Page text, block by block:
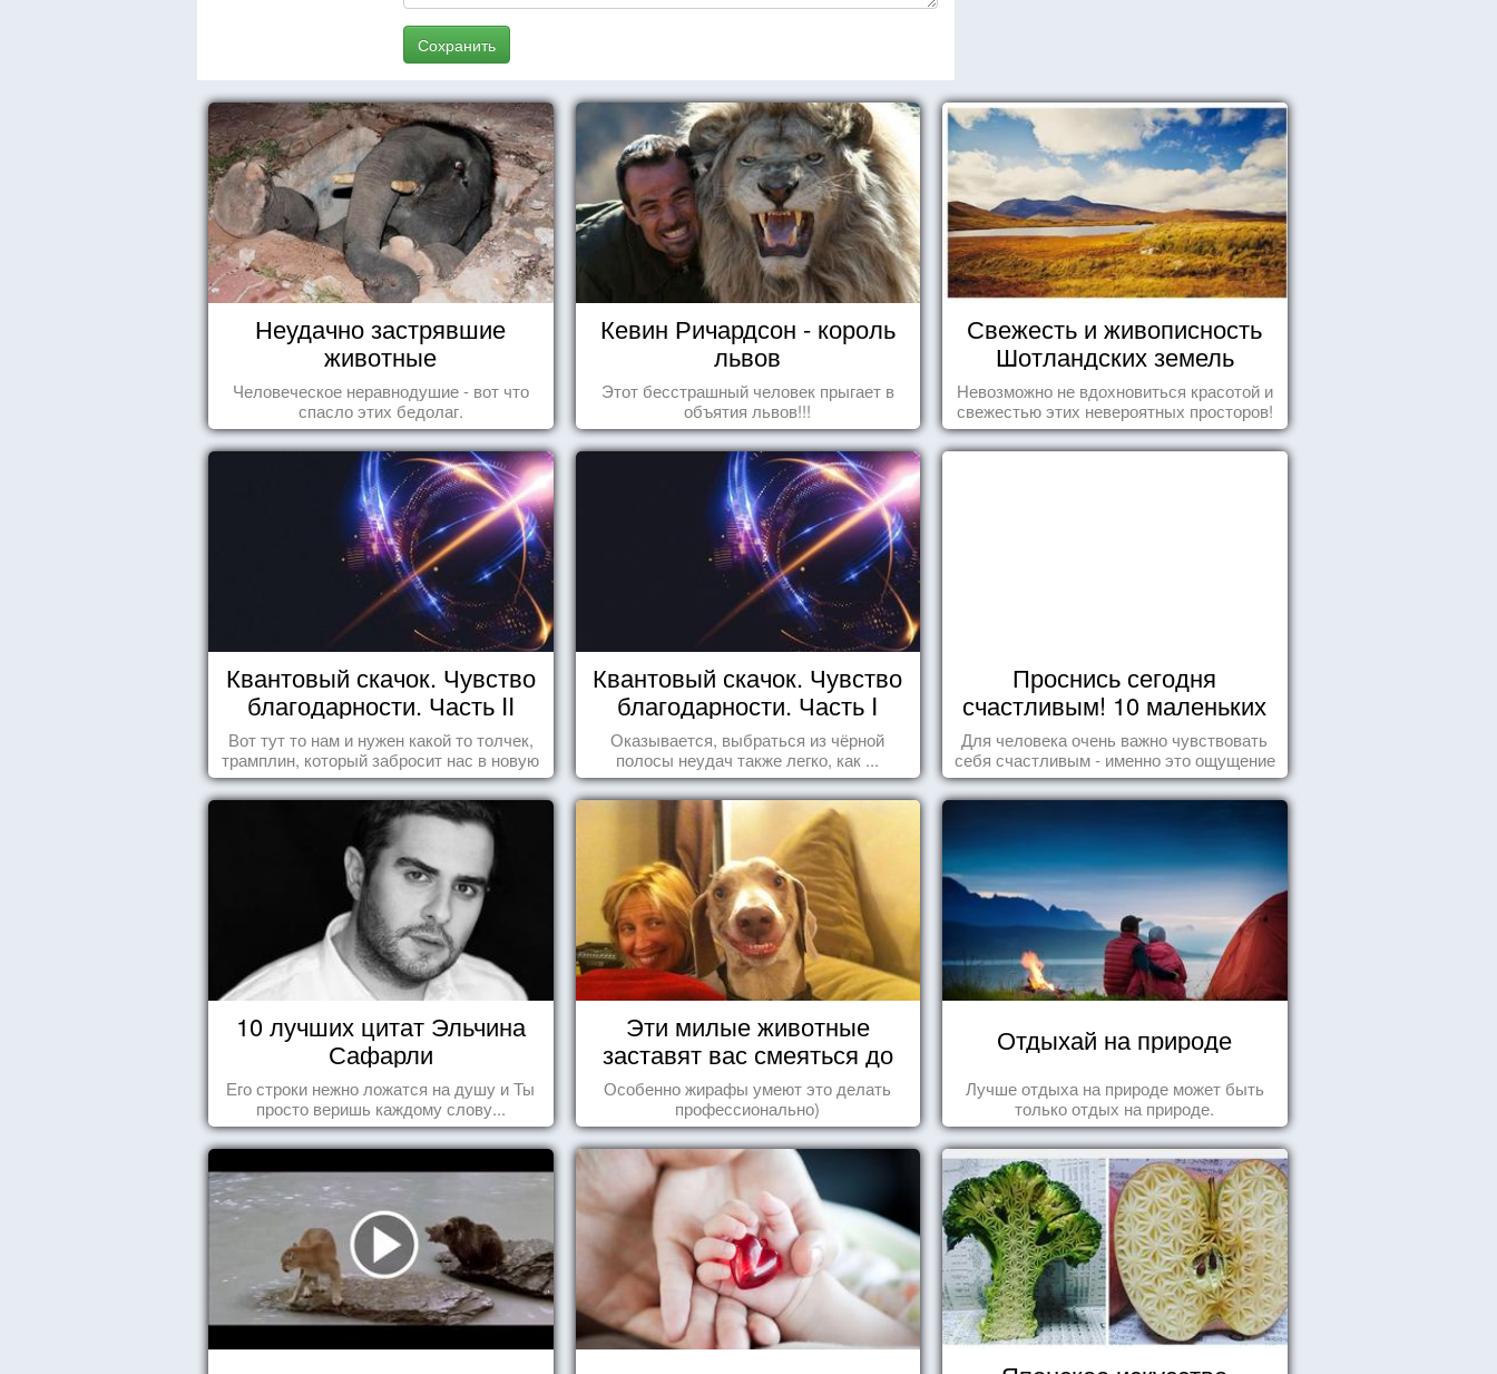
Сохранить
Неудачно застрявшие
животные
Человеческое неравнодушие - вот что
спасло этих бедолаг.
Кевин Ричардсон - король
львов
Этот бесстрашный человек прыгает в
объятия львов!!!
Свежесть и живописность
Шотландских земель
Невозможно не вдохновиться красотой и
свежестью этих невероятных просторов!
Квантовый скачок. Чувство
благодарности. Часть II
Вот тут то нам и нужен какой то толчек,
трамплин, который забросит нас в новую
реальность. БЛАГОДАРНОСТЬ.
Квантовый скачок. Чувство
благодарности. Часть I
Оказывается, выбраться из чёрной
полосы неудач также легко, как ...
Проснись сегодня
счастливым! 10 маленьких
радостей настоящего
Счастья
Для человека очень важно чувствовать
себя счастливым - именно это ощущение
дарит позитивные эмоции и превращает
каждый день в маленький праздник.
10 лучших цитат Эльчина
Сафарли
Его строки нежно ложатся на душу и Ты
просто веришь каждому слову...
Эти милые животные
заставят вас смеяться до
упаду!
Особенно жирафы умеют это делать
профессионально)
Отдыхай на природе
Лучше отдыха на природе может быть
только отдых на природе.